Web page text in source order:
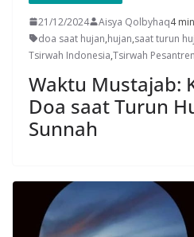
21/12/2024 Aisya Qolbyhaq4
doa saat hujan,hujan,saat turun
Tsirwah Indonesia,Tsirwah
Waktu Mustajab:
Doa saat Turun
Sunnah